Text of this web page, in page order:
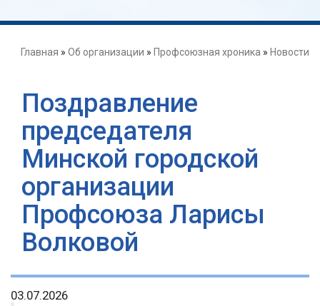
Главная » Об организации » Профсоюзная хроника » Новости
Поздравление
председателя
Минской городской
организации
Профсоюза Ларисы
Волковой
03.07.2026